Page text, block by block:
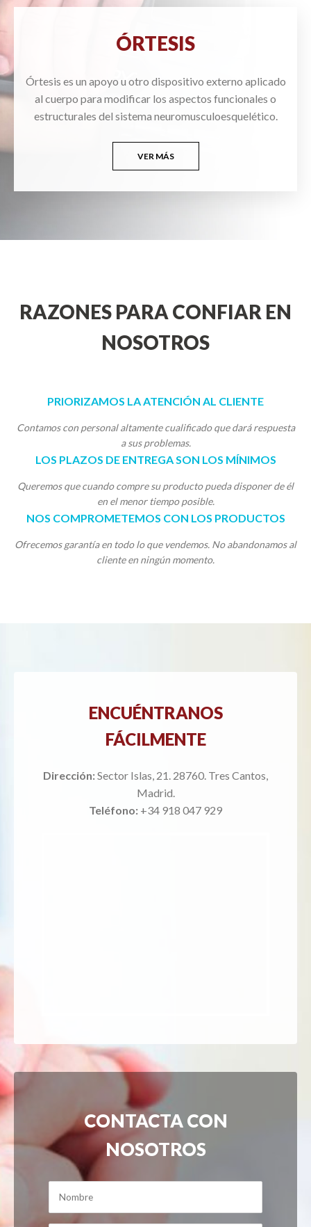
ÓRTESIS
Órtesis es un apoyo u otro dispositivo externo aplicado
al cuerpo para modificar los aspectos funcionales o
estructurales del sistema neuromusculoesquelético.
VER MÁS
RAZONES PARA CONFIAR EN
NOSOTROS
PRIORIZAMOS LA ATENCIÓN AL CLIENTE
Contamos con personal altamente cualificado que dará respuesta
a sus problemas.
LOS PLAZOS DE ENTREGA SON LOS MÍNIMOS
Queremos que cuando compre su producto pueda disponer de él
en el menor tiempo posible.
NOS COMPROMETEMOS CON LOS PRODUCTOS
Ofrecemos garantía en todo lo que vendemos. No abandonamos al
cliente en ningún momento.
ENCUÉNTRANOS
FÁCILMENTE
Dirección:Sector Islas, 21. 28760. Tres Cantos,
Madrid.
Teléfono: +34 918 047 929
CONTACTA CON
NOSOTROS